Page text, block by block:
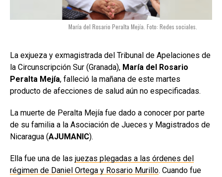
María del Rosario Peralta Mejía. Foto: Redes sociales.
La exjueza y exmagistrada del Tribunal de Apelaciones de
la Circunscripción Sur (Granada), María del Rosario
Peralta Mejía, falleció la mañana de este martes
producto de afecciones de salud aún no especificadas.
La muerte de Peralta Mejía fue dado a conocer por parte
de su familia a la Asociación de Jueces y Magistrados de
Nicaragua (AJUMANIC).
Ella fue una de las juezas plegadas a las órdenes del
régimen de Daniel Ortega y Rosario Murillo. Cuando fue